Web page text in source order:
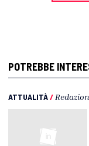
POTREBBE
ATTUALITÀ/